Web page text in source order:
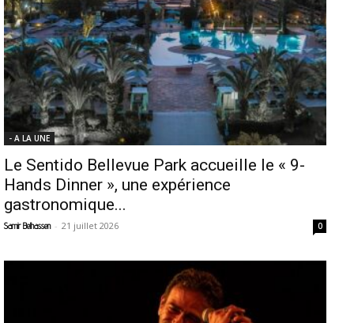
- A LA UNE
Le Sentido Bellevue Park accueille le « 9-
Hands Dinner », une expérience
gastronomique...
Samir Belhassen - 21 juillet 2026 0